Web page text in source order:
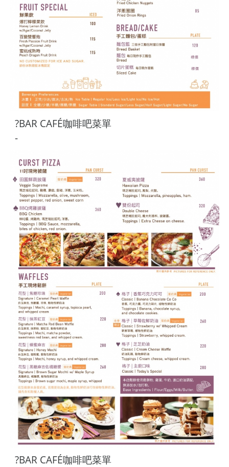
?BAR CAFÉ咖啡吧菜單
-
?BAR CAFÉ咖啡吧菜單